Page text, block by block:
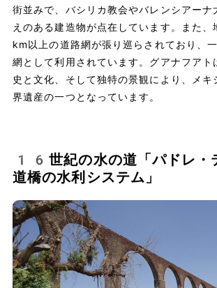
街並みで、バシリカ教会やバレンシアーナ
えのある建造物が点在しています。また
km以上の道路網が張り巡らされており、
網として利用されています。グアナフアト
史と文化、そして独特の景観により、メキ
界遺産の一つとなっています。
16世紀の水の道「パドレ・
道橋の水利システム」